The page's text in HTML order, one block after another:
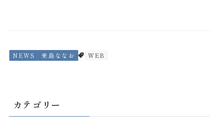
NEWS 来島ななお WEB
カテゴリー